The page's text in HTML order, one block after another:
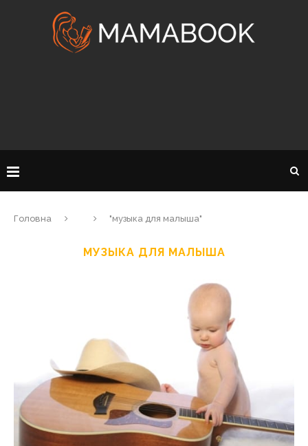
Головна "музыка для малыша"
МУЗЫКА ДЛЯ МАЛЫША